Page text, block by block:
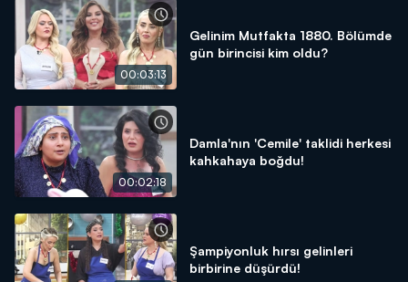
00:03:13
Gelinim Mutfakta 1880. Bölümde
gün birincisi kim oldu?
00:02:18
Damla'nın 'Cemile' taklidi herkesi
kahkahaya boğdu!
Şampiyonluk hırsı gelinleri
birbirine düşürdü!